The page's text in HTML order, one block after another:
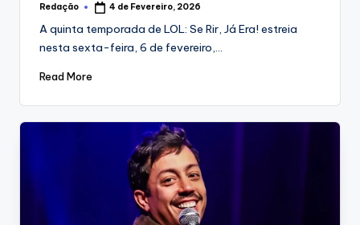
Posted
Redação 4 de Fevereiro, 2026
A quinta temporada de LOL: Se Rir, Já Era! estreia
nesta sexta-feira, 6 de fevereiro,…
Read More